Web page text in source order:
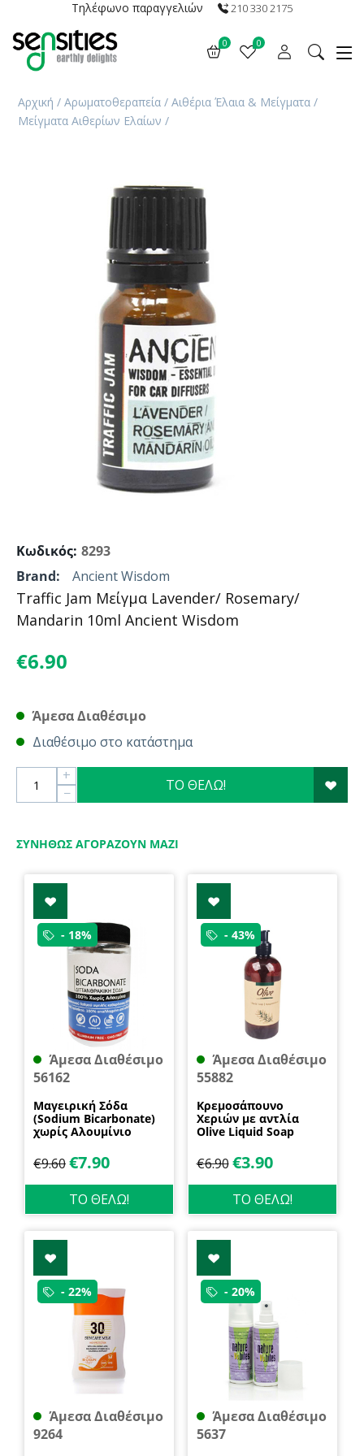
Τηλέφωνο παραγγελιών 210 330 2175
0 0
Αρχική / Αρωματοθεραπεία / Αιθέρια Έλαια & Μείγματα /
Μείγματα Αιθερίων Ελαίων /
Traffic Jam Μείγμα Lavender/ Rosemary/
Mandarin 10ml Ancient Wisdom
Brand: Ancient Wisdom
€6.90
Κωδικός: 8293
Άμεσα Διαθέσιμο
Διαθέσιμο στο κατάστημα
+
−
ΤΟ ΘΕΛΩ!
ΣΥΝΉΘΩΣ ΑΓΟΡΆΖΟΥΝ ΜΑΖΊ
- 18%
Άμεσα Διαθέσιμο
56162
Μαγειρική Σόδα
(Sodium Bicarbonate)
χωρίς Αλουμίνιο
€9.60€7.90
ΤΟ ΘΕΛΩ!
- 43%
Άμεσα Διαθέσιμο
55882
Κρεμοσάπουνο
Χεριών με αντλία
Olive Liquid Soap
€6.90 €3.90
ΤΟ ΘΕΛΩ!
- 22%
Άμεσα Διαθέσιμο
9264
- 20%
Άμεσα Διαθέσιμο
5637